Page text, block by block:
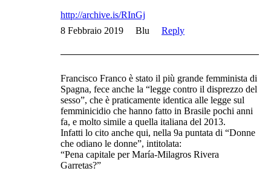
http://archive.is/RInGj
8 Febbraio 2019
Blu Reply
Francisco Franco è stato il più grande femminista di
Spagna, fece anche la “legge contro il disprezzo del
sesso”, che è praticamente identica alle legge sul
femminicidio che hanno fatto in Brasile pochi anni
fa, e molto simile a quella italiana del 2013.
Infatti lo cito anche qui, nella 9a puntata di “Donne
che odiano le donne”, intitolata:
“Pena capitale per María-Milagros Rivera
Garretas?”